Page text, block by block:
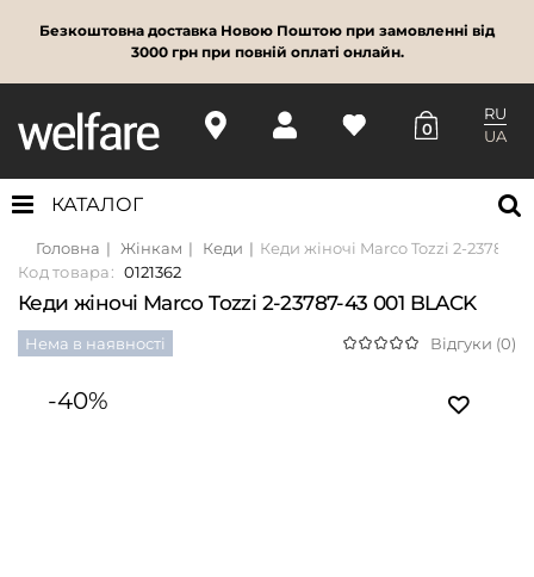
Безкоштовна доставка Новою Поштою при замовленні від
3000 грн при повній оплаті онлайн.
0
RU
UA
КАТАЛОГ
Головна Жінкам Кеди
Кеди жіночі Marco Tozzi 2-23787-
Код товара: 0121362
Кеди жіночі Marco Tozzi 2-23787-43 001 BLACK
Нема в наявності Відгуки (0)
-40%